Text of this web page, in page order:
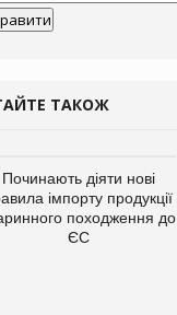
ТАКОЖ
Починають діяти нові
імпорту продукції
походження до
ЄС